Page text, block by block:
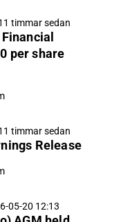
timmar sedan
per share
timmar sedan
Release
05-20 12:13